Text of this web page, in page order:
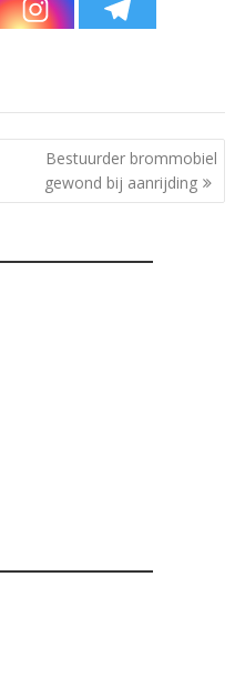
Bestuurder brommobiel
gewond bij aanrijding